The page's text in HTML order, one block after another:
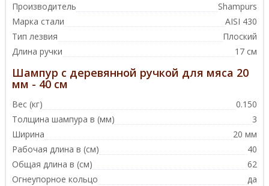
Производитель
Shampurs
Марка стали
AISI 430
Тип лезвия
Плоский
Длина ручки
17 см
Шампур с деревянной ручкой для мяса 20
мм - 40 см
Вес (кг)
0.150
Толщина шампура в (мм)
3
Ширина
20 мм
Рабочая длина в (см)
40
Общая длина в (см)
62
Огнеупорное кольцо
да